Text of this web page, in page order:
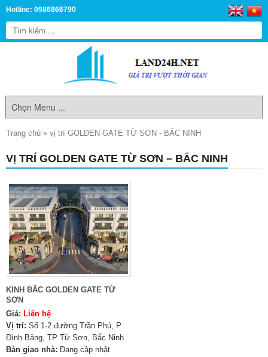
Hotline: 0986866790
Trang chủ » vị trí GOLDEN GATE TỪ SƠN - BẮC NINH
VỊ TRÍ GOLDEN GATE TỪ SƠN – BẮC NINH
KINH BẮC GOLDEN GATE TỪ
SƠN
Giá: Liên hệ
Vị trí: Số 1-2 đường Trần Phú, P
Đình Bảng, TP Từ Sơn, Bắc Ninh️
Bàn giao nhà: Đang cập nhật